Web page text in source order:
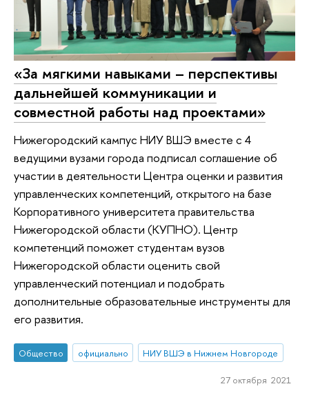
«За мягкими навыками – перспективы
дальнейшей коммуникации и
совместной работы над проектами»
Нижегородский кампус НИУ ВШЭ вместе с 4
ведущими вузами города подписал соглашение об
участии в деятельности Центра оценки и развития
управленческих компетенций, открытого на базе
Корпоративного университета правительства
Нижегородской области (КУПНО). Центр
компетенций поможет студентам вузов
Нижегородской области оценить свой
управленческий потенциал и подобрать
дополнительные образовательные инструменты для
его развития.
Общество официально НИУ ВШЭ в Нижнем Новгороде
27 октября 2021